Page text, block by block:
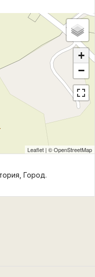
+
−
Leaflet | ©OpenStreetMap
Город.